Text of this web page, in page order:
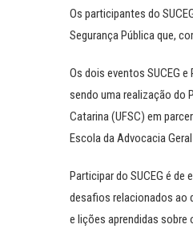
Os participantes do
Segurança Pública que,
Os dois eventos SUCEG
sendo uma realização do
Catarina (UFSC) em
Escola da Advocacia
Participar do SUCEG é
desafios relacionados ao
e lições aprendidas sobre